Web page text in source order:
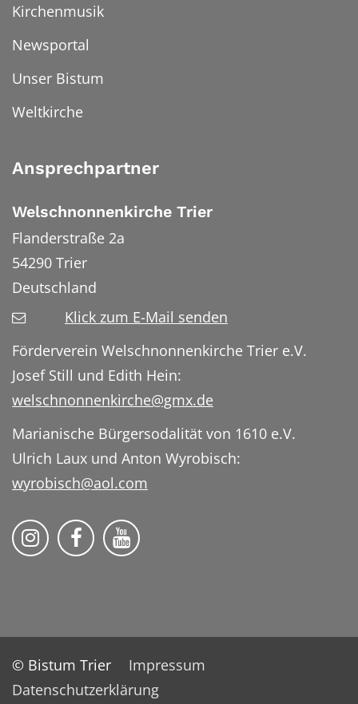
Kirchenmusik
Newsportal
Unser Bistum
Weltkirche
Ansprechpartner
Welschnonnenkirche Trier
Flanderstraße 2a
54290 Trier
Deutschland
Klick zum E-Mail senden
Förderverein Welschnonnenkirche Trier e.V.
Josef Still und Edith Hein:
welschnonnenkirche@gmx.de
Marianische Bürgersodalität von 1610 e.V.
Ulrich Laux und Anton Wyrobisch:
wyrobisch@aol.com
Folge uns auf Instragram
Folge uns auf Facebook
Folge uns auf YouTube
© Bistum Trier
Impressum
Datenschutzerklärung